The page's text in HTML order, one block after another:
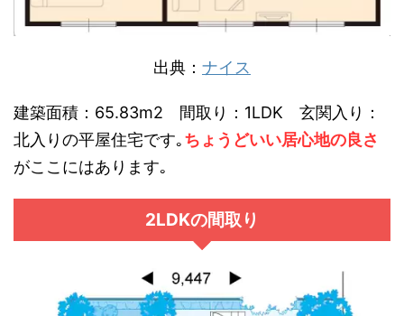
出典： ナイス
建築面積：65.83m2 間取り：1LDK 玄関入り：
北入りの平屋住宅です｡ちょうどいい居心地の良さ
がここにはあります｡
2LDKの間取り